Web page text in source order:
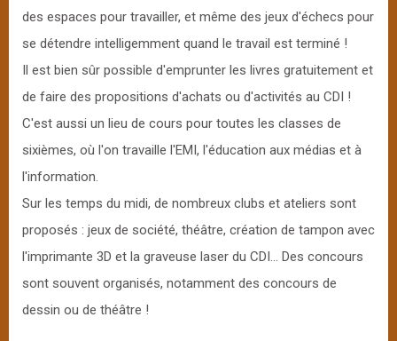
des espaces pour travailler, et même des jeux d'échecs pour
se détendre intelligemment quand le travail est terminé !
Il est bien sûr possible d'emprunter les livres gratuitement et
de faire des propositions d'achats ou d'activités au CDI !
C'est aussi un lieu de cours pour toutes les classes de
sixièmes, où l'on travaille l'EMI, l'éducation aux médias et à
l'information.
Sur les temps du midi, de nombreux clubs et ateliers sont
proposés : jeux de société, théâtre, création de tampon avec
l'imprimante 3D et la graveuse laser du CDI... Des concours
sont souvent organisés, notamment des concours de
dessin ou de théâtre !